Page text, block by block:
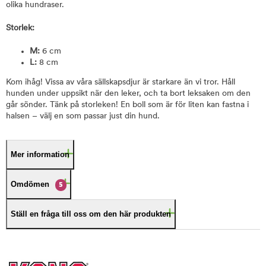
olika hundraser.
Storlek:
M: 6 cm
L: 8 cm
Kom ihåg! Vissa av våra sällskapsdjur är starkare än vi tror. Håll
hunden under uppsikt när den leker, och ta bort leksaken om den
går sönder. Tänk på storleken! En boll som är för liten kan fastna i
halsen – välj en som passar just din hund.
Mer information
Omdömen 5
Ställ en fråga till oss om den här produkten